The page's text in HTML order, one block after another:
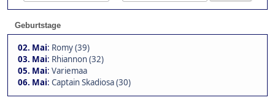
Geburtstage
02. Mai: Romy (39)
03. Mai: Rhiannon (32)
05. Mai: Variemaa
06. Mai: Captain Skadiosa (30)